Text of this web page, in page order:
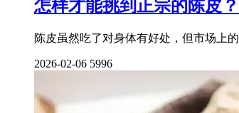
怎样才能挑到正宗的陈皮
陈皮虽然吃了对身体有好处，但市场上
2026-02-06 5996